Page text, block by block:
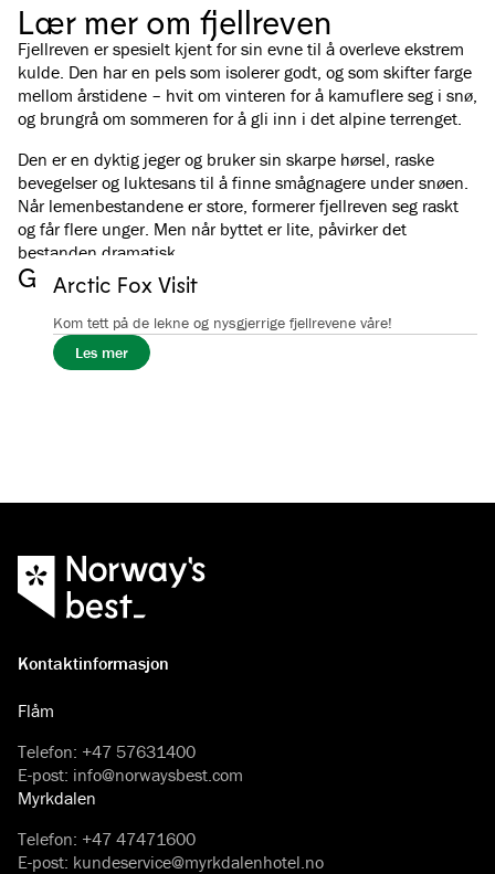
Lær mer om fjellreven
Fjellreven er spesielt kjent for sin evne til å overleve ekstrem
kulde. Den har en pels som isolerer godt, og som skifter farge
mellom årstidene – hvit om vinteren for å kamuflere seg i snø,
og brungrå om sommeren for å gli inn i det alpine terrenget.
Den er en dyktig jeger og bruker sin skarpe hørsel, raske
bevegelser og luktesans til å finne smågnagere under snøen.
Når lemenbestandene er store, formerer fjellreven seg raskt
og får flere unger. Men når byttet er lite, påvirker det
bestanden dramatisk.
Galleri
Arctic Fox Visit
Kom tett på de lekne og nysgjerrige fjellrevene våre!
Les mer
Kontaktinformasjon
Flåm
Telefon: +47 57631400
E-post: info@norwaysbest.com
Myrkdalen
Telefon: +47 47471600
E-post: kundeservice@myrkdalenhotel.no